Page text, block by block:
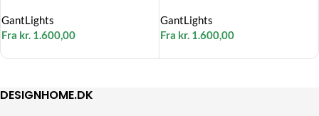
GantLights
Fra kr. 1.600,00
GantLights
Fra kr. 1.600,00
DESIGNHOME.DK